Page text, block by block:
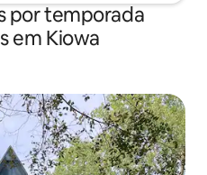
por temporada
em Kiowa